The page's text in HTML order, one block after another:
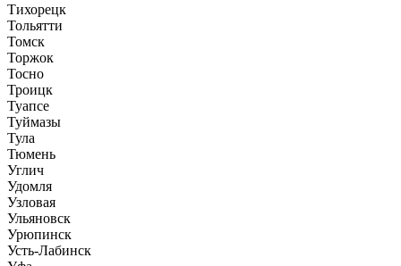
Тихорецк
Тольятти
Томск
Торжок
Тосно
Троицк
Туапсе
Туймазы
Тула
Тюмень
Углич
Удомля
Узловая
Ульяновск
Урюпинск
Усть-Лабинск